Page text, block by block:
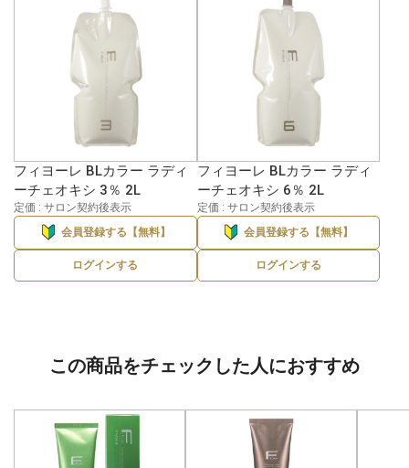
フィヨーレ BLカラー ラディ
ーチェオキシ 3％ 2L
定価 : サロン契約後表示
会員登録する【無料】
ログインする
フィヨーレ BLカラー ラディ
ーチェオキシ 6％ 2L
定価 : サロン契約後表示
会員登録する【無料】
ログインする
この商品をチェックした人におすすめ